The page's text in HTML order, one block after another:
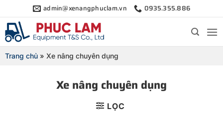
qua
nội
dung
admin@xenangphuclam.vn 0935.355.886
Trang chủ » Xe nâng chuyên dụng
Xe nâng chuyên dụng
LỌC